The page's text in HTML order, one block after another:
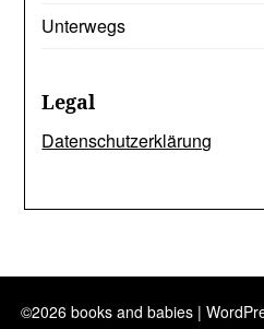
Unterwegs
Legal
Datenschutzerklärung
©2026 books and babies |